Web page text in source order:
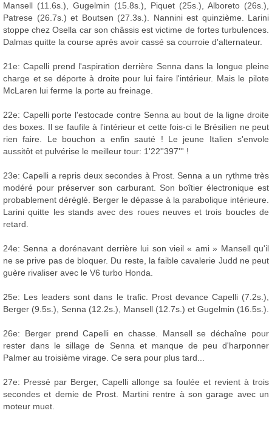
Mansell (11.6s.), Gugelmin (15.8s.), Piquet (25s.), Alboreto (26s.),
Patrese (26.7s.) et Boutsen (27.3s.). Nannini est quinzième. Larini
stoppe chez Osella car son châssis est victime de fortes turbulences.
Dalmas quitte la course après avoir cassé sa courroie d'alternateur.
21e: Capelli prend l'aspiration derrière Senna dans la longue pleine
charge et se déporte à droite pour lui faire l'intérieur. Mais le pilote
McLaren lui ferme la porte au freinage.
22e: Capelli porte l'estocade contre Senna au bout de la ligne droite
des boxes. Il se faufile à l'intérieur et cette fois-ci le Brésilien ne peut
rien faire. Le bouchon a enfin sauté ! Le jeune Italien s'envole
aussitôt et pulvérise le meilleur tour: 1'22''397''' !
23e: Capelli a repris deux secondes à Prost. Senna a un rythme très
modéré pour préserver son carburant. Son boîtier électronique est
probablement déréglé. Berger le dépasse à la parabolique intérieure.
Larini quitte les stands avec des roues neuves et trois boucles de
retard.
24e: Senna a dorénavant derrière lui son vieil « ami » Mansell qu'il
ne se prive pas de bloquer. Du reste, la faible cavalerie Judd ne peut
guère rivaliser avec le V6 turbo Honda.
25e: Les leaders sont dans le trafic. Prost devance Capelli (7.2s.),
Berger (9.5s.), Senna (12.2s.), Mansell (12.7s.) et Gugelmin (16.5s.).
26e: Berger prend Capelli en chasse. Mansell se déchaîne pour
rester dans le sillage de Senna et manque de peu d'harponner
Palmer au troisième virage. Ce sera pour plus tard...
27e: Pressé par Berger, Capelli allonge sa foulée et revient à trois
secondes et demie de Prost. Martini rentre à son garage avec un
moteur muet.